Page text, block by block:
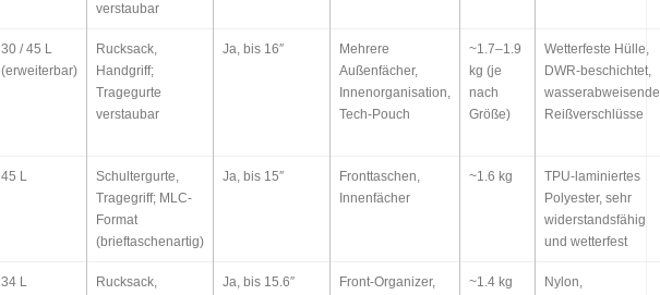
verstaubar
30 / 45 L
(erweiterbar)
Rucksack,
Handgriff;
Tragegurte
verstaubar
Ja, bis 16″
Mehrere
Außenfächer,
Innenorganisation,
Tech-Pouch
~1.7–1.9
kg (je
nach
Größe)
Wetterfeste Hülle,
DWR-beschichtet,
wasserabweisende
Reißverschlüsse
45 L
Schultergurte,
Tragegriff; MLC-
Format
(brieftaschenartig)
Ja, bis 15″
Fronttaschen,
Innenfächer
~1.6 kg
TPU-laminiertes
Polyester, sehr
widerstandsfähig
und wetterfest
34 L
Rucksack,
Ja, bis 15.6″
Front-Organizer,
~1.4 kg
Nylon,